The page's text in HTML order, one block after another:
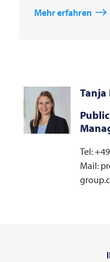
Mehr erfahren
Tanja
Tel:
Mail: